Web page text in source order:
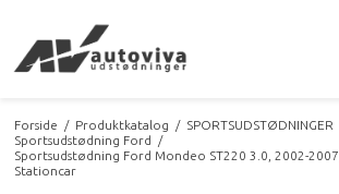
Forside / Produktkatalog / SPORTSUDSTØDNINGER
Sportsudstødning Ford
/
Sportsudstødning Ford Mondeo ST220 3.0, 2002-2007,
Stationcar